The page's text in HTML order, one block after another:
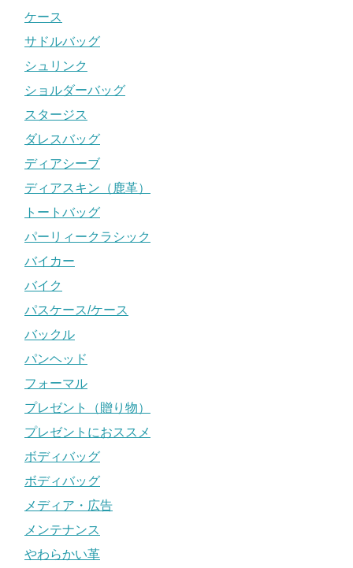
ケース
サドルバッグ
シュリンク
ショルダーバッグ
スタージス
ダレスバッグ
ディアシーブ
ディアスキン（鹿革）
トートバッグ
パーリィークラシック
バイカー
バイク
パスケース/ケース
バックル
パンヘッド
フォーマル
プレゼント（贈り物）
プレゼントにおススメ
ボディバッグ
ボディバッグ
メディア・広告
メンテナンス
やわらかい革